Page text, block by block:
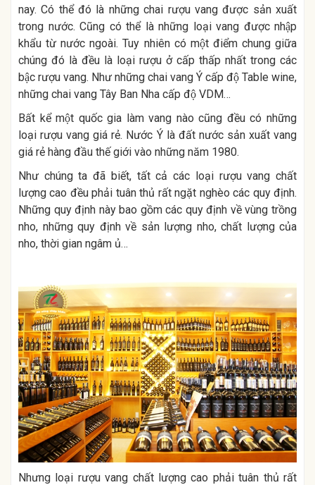
nay. Có thể đó là những chai rượu vang được sản xuất
trong nước. Cũng có thể là những loại vang được nhập
khẩu từ nước ngoài. Tuy nhiên có một điểm chung giữa
chúng đó là đều là loại rượu ở cấp thấp nhất trong các
bậc rượu vang. Như những chai vang Ý cấp độ Table wine,
những chai vang Tây Ban Nha cấp độ VDM…
Bất kể một quốc gia làm vang nào cũng đều có những
loại rượu vang giá rẻ. Nước Ý là đất nước sản xuất vang
giá rẻ hàng đầu thế giới vào những năm 1980.
Như chúng ta đã biết, tất cả các loại rượu vang chất
lượng cao đều phải tuân thủ rất ngặt nghèo các quy định.
Những quy định này bao gồm các quy định về vùng trồng
nho, những quy định về sản lượng nho, chất lượng của
nho, thời gian ngâm ủ…
Nhưng loại rượu vang chất lượng cao phải tuân thủ rất